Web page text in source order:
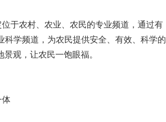
于农村、农业、农民的专业频道，通过有
学频道，为农民提供安全、有效、科学的
观，让农民一饱眼福。
体